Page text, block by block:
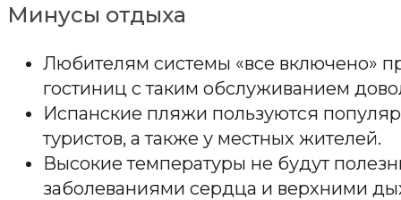
Минусы отдыха
Любителям системы «все включено»
гостиниц с таким обслуживанием
Испанские пляжи пользуются
туристов, а также у местных жителей.
Высокие температуры не будут
заболеваниями сердца и верхними